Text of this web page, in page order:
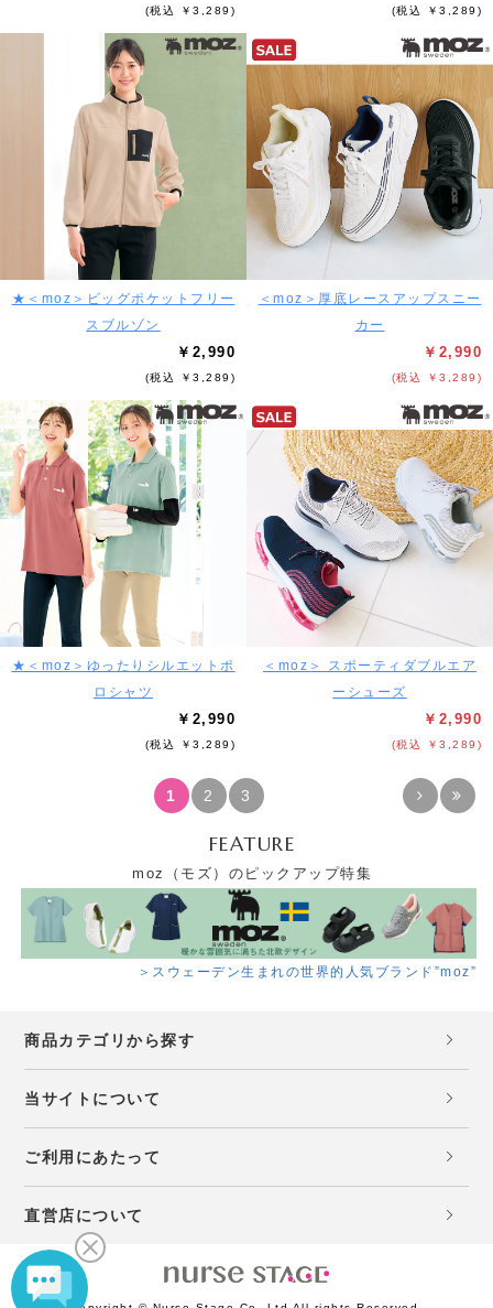
(税込 ￥3,289) (税込 ￥3,289)
★＜moz＞ビッグポケットフリー
スブルゾン
￥2,990
(税込 ￥3,289)
＜moz＞厚底レースアップスニー
カー
￥2,990
(税込 ￥3,289)
★＜moz＞ゆったりシルエットポ
ロシャツ
￥2,990
(税込 ￥3,289)
＜moz＞ スポーティダブルエア
ーシューズ
￥2,990
(税込 ￥3,289)
1 2 3
FEATURE
moz（モズ）のピックアップ特集
＞スウェーデン生まれの世界的人気ブランド”moz”
商品カテゴリから探す
当サイトについて
ご利用にあたって
直営店について